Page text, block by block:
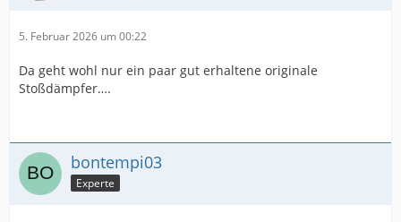
5. Februar 2026 um 00:22
Da geht wohl nur ein paar gut erhaltene originale
Stoßdämpfer….
bontempi03
Experte